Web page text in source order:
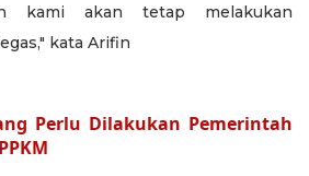
kami akan tetap melakukan
kata Arifin
Perlu Dilakukan Pemerintah